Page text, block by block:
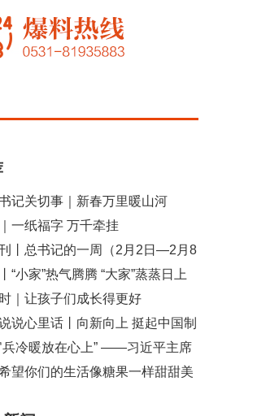
记关切事｜新春万里暖山河
一纸福字 万千牵挂
丨总书记的一周（2月2日—2月8
“小家”热气腾腾 “大家”蒸蒸日上
｜让孩子们成长得更好
说心里话丨向新向上 挺起中国制
兵冷暖放在心上” ——习近平主席
望你们的生活像糖果一样甜甜美